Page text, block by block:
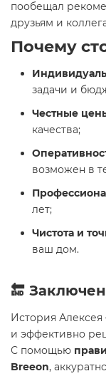
пообещал
друзьям и
Почему
задачи и
Честные
качества;
возможен в
лет;
Чистота и
ваш дом.
🔚
История
и эффективно
С помощью
Breeon,